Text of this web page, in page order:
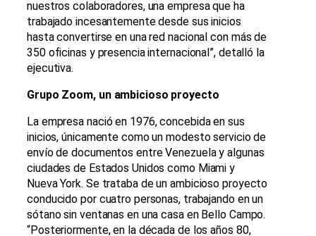
nuestros colaboradores, una empresa que ha
trabajado incesantemente desde sus inicios
hasta convertirse en una red nacional con más de
350 oficinas y presencia internacional”, detalló la
ejecutiva.
Grupo Zoom, un ambicioso proyecto
La empresa nació en 1976, concebida en sus
inicios, únicamente como un modesto servicio de
envío de documentos entre Venezuela y algunas
ciudades de Estados Unidos como Miami y
Nueva York. Se trataba de un ambicioso proyecto
conducido por cuatro personas, trabajando en un
sótano sin ventanas en una casa en Bello Campo.
“Posteriormente, en la década de los años 80,